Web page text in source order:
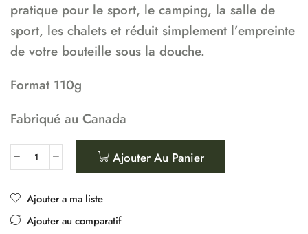
pratique pour le sport, le camping, la salle de
sport, les chalets et réduit simplement l’empreinte
de votre bouteille sous la douche.
Format 110g
Fabriqué au Canada
Ajouter Au Panier
Ajouter a ma liste
Ajouter au comparatif